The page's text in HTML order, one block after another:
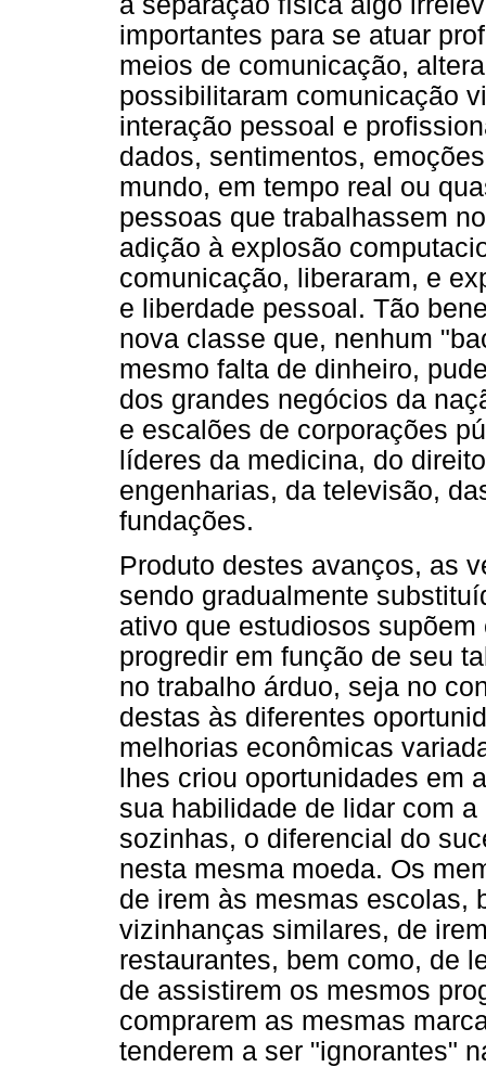
importantes para se atuar
meios de comunicação,
possibilitaram comunicação
interação pessoal e
dados, sentimentos,
mundo, em tempo real ou
pessoas que trabalhassem
adição à explosão
comunicação, liberaram, e
e liberdade pessoal. Tão
nova classe que, nenhum
mesmo falta de dinheiro,
dos grandes negócios da
e escalões de corporações
líderes da medicina, do
engenharias, da televisão,
fundações.
Produto destes avanços, as
sendo gradualmente
ativo que estudiosos
progredir em função de seu
no trabalho árduo, seja no
destas às diferentes
melhorias econômicas
lhes criou oportunidades em
sua habilidade de lidar com
sozinhas, o diferencial do
nesta mesma moeda. Os
de irem às mesmas escolas,
vizinhanças similares, de
restaurantes, bem como, de
de assistirem os mesmos
comprarem as mesmas
tenderem a ser "ignorantes"